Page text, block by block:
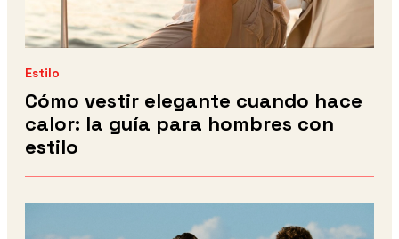
Estilo
Cómo vestir elegante cuando hace
calor: la guía para hombres con
estilo